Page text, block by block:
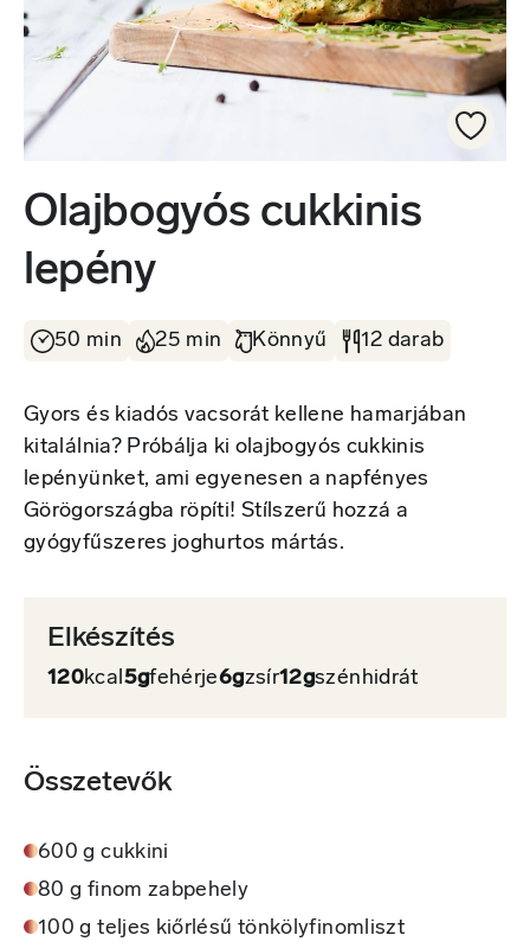
Olajbogyós cukkinis
lepény
50 min 25 min Könnyű 12 darab
Gyors és kiadós vacsorát kellene hamarjában
kitalálnia? Próbálja ki olajbogyós cukkinis
lepényünket, ami egyenesen a napfényes
Görögországba röpíti! Stílszerű hozzá a
gyógyfűszeres joghurtos mártás.
Elkészítés
120kcal5gfehérje6gzsír12gszénhidrát
Összetevők
600 g cukkini
80 g finom zabpehely
100 g teljes kiőrlésű tönkölyfinomliszt